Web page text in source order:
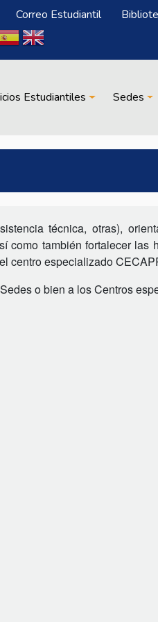
Correo Estudiantil
Estudiantiles Sedes
técnica, otras),
también fortalecer
centro especializado
o bien a los Centros